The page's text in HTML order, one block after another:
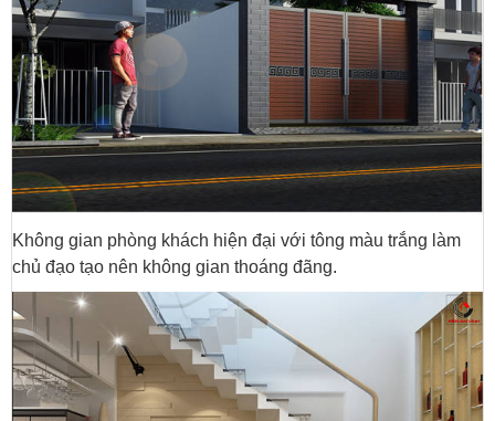
Không gian phòng khách hiện đại với tông màu trắng làm
chủ đạo tạo nên không gian thoáng đãng.